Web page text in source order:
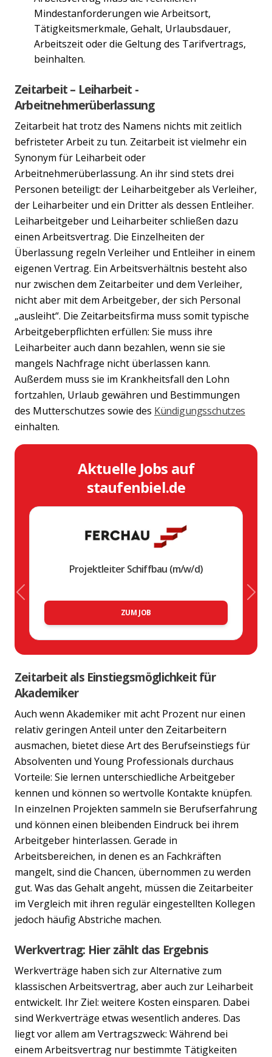
Previous Next
Mindestanforderungen wie Arbeitsort,
Tätigkeitsmerkmale, Gehalt, Urlaubsdauer,
Arbeitszeit oder die Geltung des Tarifvertrags,
beinhalten.
Zeitarbeit – Leiharbeit -
Arbeitnehmerüberlassung
Zeitarbeit hat trotz des Namens nichts mit zeitlich
befristeter Arbeit zu tun. Zeitarbeit ist vielmehr ein
Synonym für Leiharbeit oder
Arbeitnehmerüberlassung. An ihr sind stets drei
Personen beteiligt: der Leiharbeitgeber als Verleiher,
der Leiharbeiter und ein Dritter als dessen Entleiher.
Leiharbeitgeber und Leiharbeiter schließen dazu
einen Arbeitsvertrag. Die Einzelheiten der
Überlassung regeln Verleiher und Entleiher in einem
eigenen Vertrag. Ein Arbeitsverhältnis besteht also
nur zwischen dem Zeitarbeiter und dem Verleiher,
nicht aber mit dem Arbeitgeber, der sich Personal
„ausleiht“. Die Zeitarbeitsfirma muss somit typische
Arbeitgeberpflichten erfüllen: Sie muss ihre
Leiharbeiter auch dann bezahlen, wenn sie sie
mangels Nachfrage nicht überlassen kann.
Außerdem muss sie im Krankheitsfall den Lohn
fortzahlen, Urlaub gewähren und Bestimmungen
des Mutterschutzes sowie des Kündigungsschutzes
einhalten.
Aktuelle Jobs auf
staufenbiel.de
Projektleiter Schiffbau (m/w/d)
ZUM JOB
Zeitarbeit als Einstiegsmöglichkeit für
Akademiker
Auch wenn Akademiker mit acht Prozent nur einen
relativ geringen Anteil unter den Zeitarbeitern
ausmachen, bietet diese Art des Berufseinstiegs für
Absolventen und Young Professionals durchaus
Vorteile: Sie lernen unterschiedliche Arbeitgeber
kennen und können so wertvolle Kontakte knüpfen.
In einzelnen Projekten sammeln sie Berufserfahrung
und können einen bleibenden Eindruck bei ihrem
Arbeitgeber hinterlassen. Gerade in
Arbeitsbereichen, in denen es an Fachkräften
mangelt, sind die Chancen, übernommen zu werden
gut. Was das Gehalt angeht, müssen die Zeitarbeiter
im Vergleich mit ihren regulär eingestellten Kollegen
jedoch häufig Abstriche machen.
Werkvertrag: Hier zählt das Ergebnis
Werkverträge haben sich zur Alternative zum
klassischen Arbeitsvertrag, aber auch zur Leiharbeit
entwickelt. Ihr Ziel: weitere Kosten einsparen. Dabei
sind Werkverträge etwas wesentlich anderes. Das
liegt vor allem am Vertragszweck: Während bei
einem Arbeitsvertrag nur bestimmte Tätigkeiten